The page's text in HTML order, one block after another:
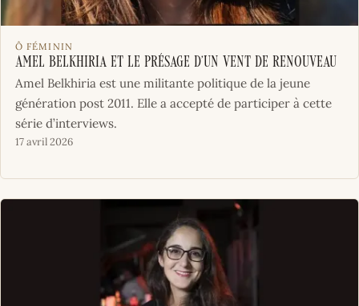
Ô FÉMININ
Amel Belkhiria et le présage d’un vent de renouveau
Amel Belkhiria est une militante politique de la jeune
génération post 2011. Elle a accepté de participer à cette
série d’interviews.
17 avril 2026